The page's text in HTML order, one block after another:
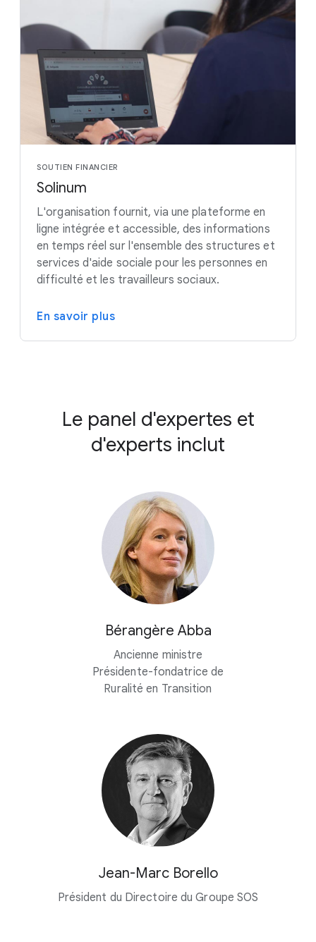
SOUTIEN FINANCIER
Solinum
L'organisation fournit, via une plateforme en
ligne intégrée et accessible, des informations
en temps réel sur l'ensemble des structures et
services d'aide sociale pour les personnes en
difficulté et les travailleurs sociaux.
En savoir plus
Le panel d'expertes et
d'experts inclut
Bérangère Abba
Ancienne ministre
Présidente-fondatrice de
Ruralité en Transition
Jean-Marc Borello
Président du Directoire du Groupe SOS